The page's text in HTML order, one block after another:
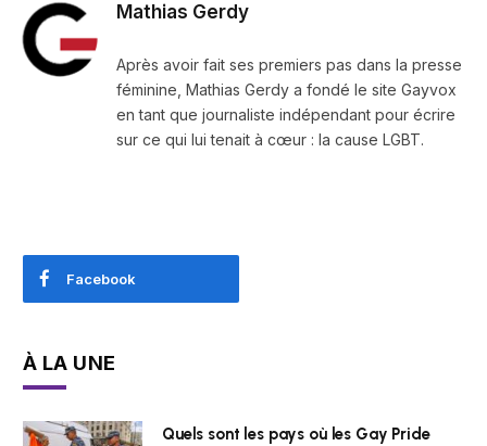
Mathias Gerdy
Après avoir fait ses premiers pas dans la presse
féminine, Mathias Gerdy a fondé le site Gayvox
en tant que journaliste indépendant pour écrire
sur ce qui lui tenait à cœur : la cause LGBT.
Facebook
À LA UNE
Quels sont les pays où les Gay Pride